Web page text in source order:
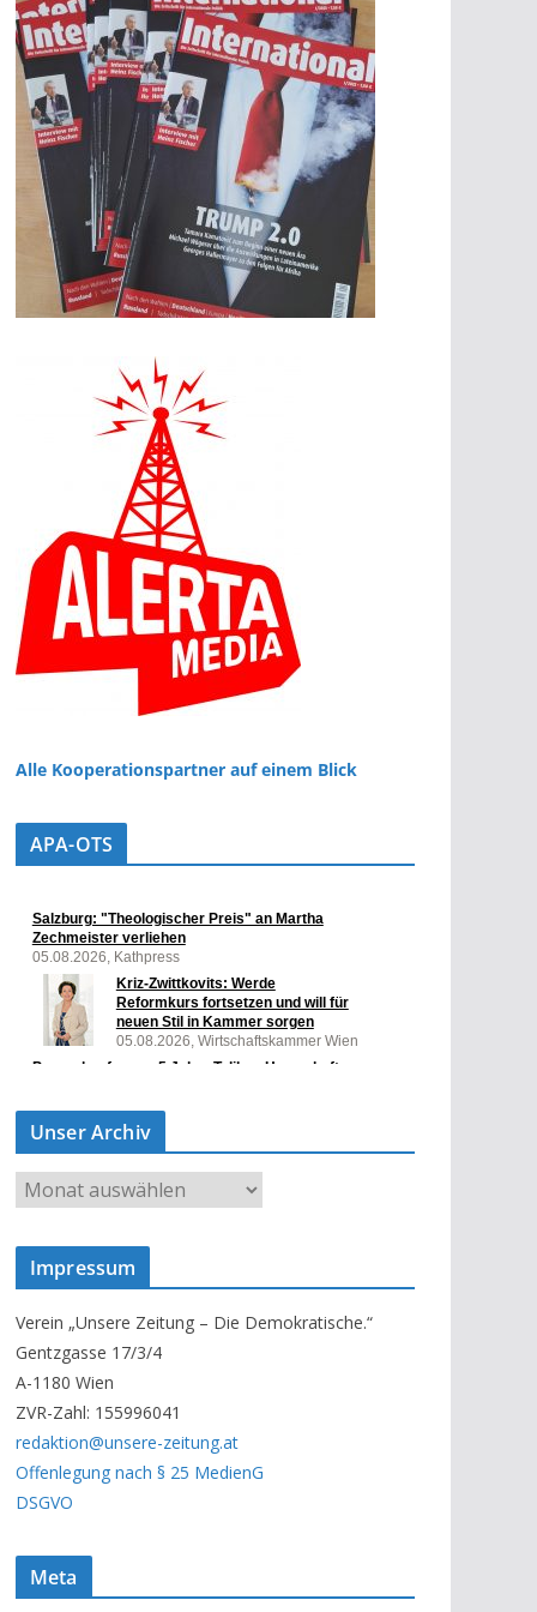
Alle Kooperationspartner auf einem Blick
APA-OTS
Unser Archiv
U
n
s
A
r
c
h
i
v
Impressum
Verein „Unsere Zeitung – Die Demokratische.“
Gentzgasse 17/3/4
A-1180 Wien
ZVR-Zahl: 155996041
redaktion@unsere-zeitung.at
Offenlegung nach § 25 MedienG
DSGVO
Meta